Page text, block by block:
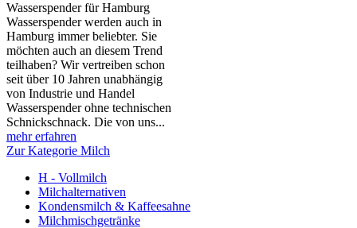
Wasserspender für Hamburg
Wasserspender werden auch in
Hamburg immer beliebter. Sie
möchten auch an diesem Trend
teilhaben? Wir vertreiben schon
seit über 10 Jahren unabhängig
von Industrie und Handel
Wasserspender ohne technischen
Schnickschnack. Die von uns...
mehr erfahren
Zur Kategorie Milch
H - Vollmilch
Milchalternativen
Kondensmilch & Kaffeesahne
Milchmischgetränke